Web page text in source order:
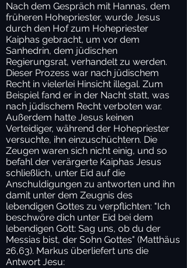
Nach dem Gespräch mit Hannas, dem
früheren Hohepriester, wurde Jesus
durch den Hof zum Hohepriester
Kaiphas gebracht, um vor dem
Sanhedrin, dem jüdischen
Regierungsrat, verhandelt zu werden.
Dieser Prozess war nach jüdischem
Recht in vielerlei Hinsicht illegal. Zum
Beispiel fand er in der Nacht statt, was
nach jüdischem Recht verboten war.
Außerdem hatte Jesus keinen
Verteidiger, während der Hohepriester
versuchte, ihn einzuschüchtern. Die
Zeugen waren sich nicht einig, und so
befahl der verärgerte Kaiphas Jesus
schließlich, unter Eid auf die
Anschuldigungen zu antworten und ihn
damit unter dem Zeugnis des
lebendigen Gottes zu verpflichten: "Ich
beschwöre dich unter Eid bei dem
lebendigen Gott: Sag uns, ob du der
Messias bist, der Sohn Gottes" (Matthäus
26,63). Markus überliefert uns die
Antwort Jesu: